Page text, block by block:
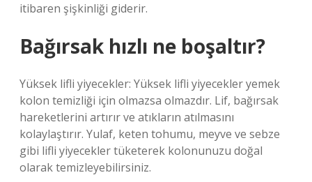
itibaren şişkinliği giderir.
Bağırsak hızlı ne boşaltır?
Yüksek lifli yiyecekler: Yüksek lifli yiyecekler yemek
kolon temizliği için olmazsa olmazdır. Lif, bağırsak
hareketlerini artırır ve atıkların atılmasını
kolaylaştırır. Yulaf, keten tohumu, meyve ve sebze
gibi lifli yiyecekler tüketerek kolonunuzu doğal
olarak temizleyebilirsiniz.